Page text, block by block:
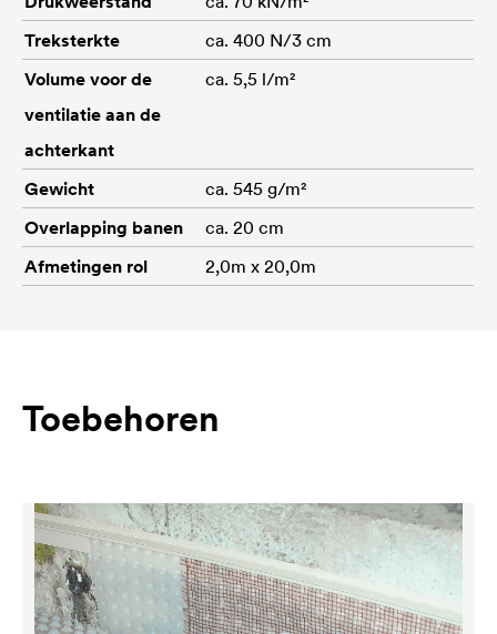
Treksterkte
ca. 400 N/3 cm
Volume voor de
ventilatie aan de
achterkant
ca. 5,5 l/m²
Gewicht
ca. 545 g/m²
Overlapping banen
ca. 20 cm
Afmetingen rol
2,0m x 20,0m
Toebehoren